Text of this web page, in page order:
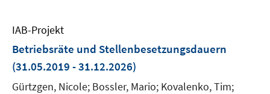
IAB-Projekt
Betriebsräte und Stellenbesetzungsdauern
(31.05.2019 - 31.12.2026)
Gürtzgen, Nicole; Bossler, Mario; Kovalenko, Tim;